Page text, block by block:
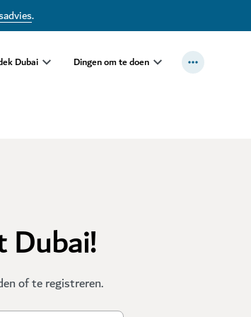
.
Dubai Dingen om te doen
Dubai!
of te registreren.